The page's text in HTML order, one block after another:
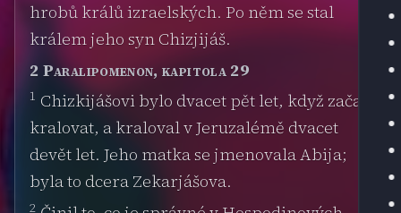
hrobů králů izraelských. Po něm se stal
králem jeho syn Chizjijáš.
2 Paralipomenon, kapitola 29
1 Chizkijášovi bylo dvacet pět let, když začal
kralovat, a kraloval v Jeruzalémě dvacet
devět let. Jeho matka se jmenovala Abija;
byla to dcera Zekarjášova.
2